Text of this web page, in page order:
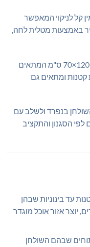
קל לניקוי המאפשר
באמצעות מטלית לחה,
– גודל מושלם של 120×70 ס"מ המתאים
קטנות ומתאים גם
בנפרד ולשלב עם
הסגנון והתקציב
עד בינוניות שבהן
יוצר אזור אוכל מוגדר
שבהם השולחן